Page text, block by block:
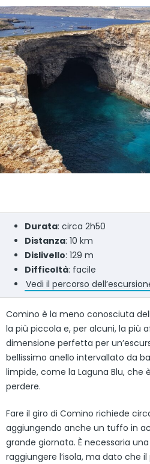
Durata: circa 2h50
Distanza: 10 km
Dislivello: 129 m
Difficoltà: facile
Vedi il percorso
Comino è la meno conosciuta
la più piccola e, per alcuni, la più
dimensione perfetta per
bellissimo anello intervallato da
limpide, come la Laguna Blu, che
perdere.
Fare il giro di Comino richiede
aggiungendo anche un tuffo in
grande giornata. È necessaria
raggiungere l’isola, ma dato che